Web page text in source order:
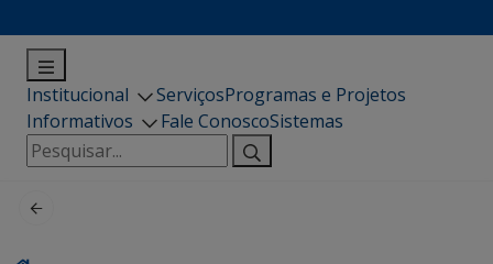
Institucional ServiçosProgramas e Projetos
Informativos
Fale ConoscoSistemas
Pesquisar
por: